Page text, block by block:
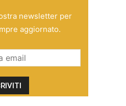
newsletter per
aggiornato.